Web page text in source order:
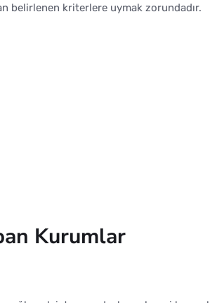
belirlenen kriterlere uymak zorundadır.
Kurumlar